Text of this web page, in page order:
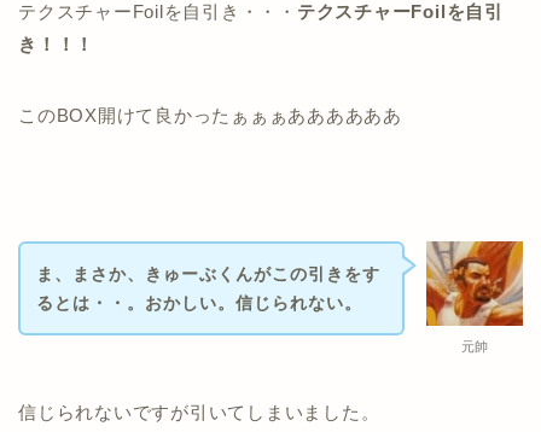
テクスチャーFoilを自引き・・・ テクスチャーFoilを自引
き！！！
このBOX開けて良かったぁぁぁああああああ
元帥
ま、まさか、きゅーぶくんがこの引きをす
るとは・・。おかしい。信じられない。
信じられないですが引いてしまいました。